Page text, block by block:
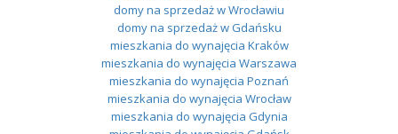
domy na sprzedaż w Wrocławiu
domy na sprzedaż w Gdańsku
mieszkania do wynajęcia Kraków
mieszkania do wynajęcia Warszawa
mieszkania do wynajęcia Poznań
mieszkania do wynajęcia Wrocław
mieszkania do wynajęcia Gdynia